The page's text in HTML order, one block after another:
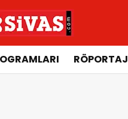
RÖPORTAJ